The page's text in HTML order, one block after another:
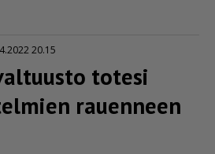
20.15
totesi
rauenneen